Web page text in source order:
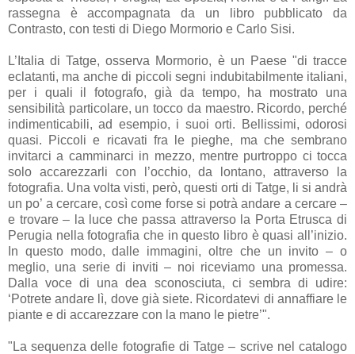
rassegna è accompagnata da un libro pubblicato da
Contrasto, con testi di Diego Mormorio e Carlo Sisi.
L’Italia di Tatge, osserva Mormorio, è un Paese "di tracce
eclatanti, ma anche di piccoli segni indubitabilmente italiani,
per i quali il fotografo, già da tempo, ha mostrato una
sensibilità particolare, un tocco da maestro. Ricordo, perché
indimenticabili, ad esempio, i suoi orti. Bellissimi, odorosi
quasi. Piccoli e ricavati fra le pieghe, ma che sembrano
invitarci a camminarci in mezzo, mentre purtroppo ci tocca
solo accarezzarli con l’occhio, da lontano, attraverso la
fotografia. Una volta visti, però, questi orti di Tatge, li si andrà
un po’ a cercare, così come forse si potrà andare a cercare –
e trovare – la luce che passa attraverso la Porta Etrusca di
Perugia nella fotografia che in questo libro è quasi all’inizio.
In questo modo, dalle immagini, oltre che un invito – o
meglio, una serie di inviti – noi riceviamo una promessa.
Dalla voce di una dea sconosciuta, ci sembra di udire:
‘Potrete andare lì, dove già siete. Ricordatevi di annaffiare le
piante e di accarezzare con la mano le pietre’".
"La sequenza delle fotografie di Tatge – scrive nel catalogo